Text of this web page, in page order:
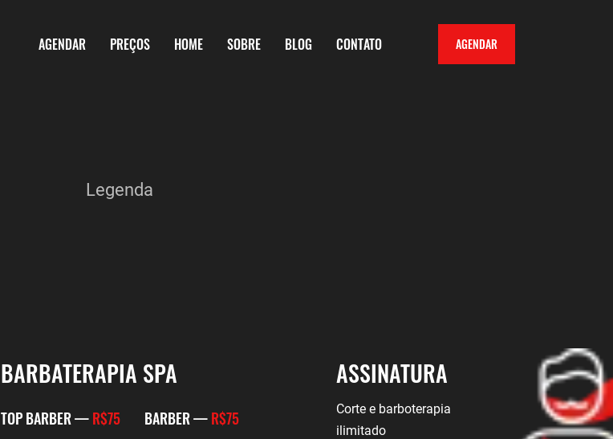
AGENDAR PREÇOS HOME SOBRE BLOG CONTATO AGENDAR
Legenda
BARBATERAPIA SPA
TOP BARBER —R$75 BARBER —R$75
ASSINATURA
Corte e barboterapia
ilimitado